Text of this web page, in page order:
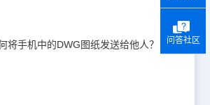
将手机中的DWG图纸发送给他人？ 问答社区